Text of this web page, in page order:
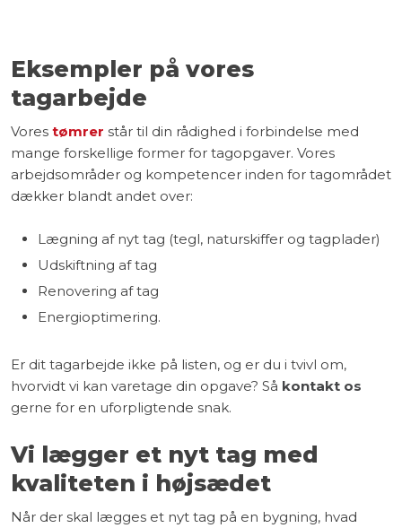
Eksempler på vores
tagarbejde
Vores tømrer står til din rådighed i forbindelse med
mange forskellige former for tagopgaver. Vores
arbejdsområder og kompetencer inden for tagområdet
dækker blandt andet over:
​Lægning af nyt tag (tegl, naturskiffer og tagplader)
​Udskiftning af tag
​Renovering af tag
Energioptimering.
Er dit tagarbejde ikke på listen, og er du i tvivl om,
hvorvidt vi kan varetage din opgave? Så kontakt os
gerne for en uforpligtende snak.
Vi lægger et nyt tag med
kvaliteten i højsædet
Når der skal lægges et nyt tag på en bygning, hvad